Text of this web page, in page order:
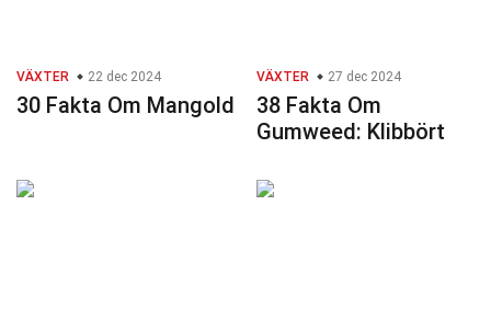
VÄXTER 22 dec 2024
30 Fakta Om Mangold
VÄXTER 27 dec 2024
38 Fakta Om
Gumweed: Klibbört